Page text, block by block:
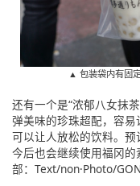
▲ 包装袋内有固
还有一个是“浓郁八女抹
弹美味的珍珠超配，容
可以让人放松的饮料。预
今后也会继续使用福冈
部：Text/non·Photo/GON